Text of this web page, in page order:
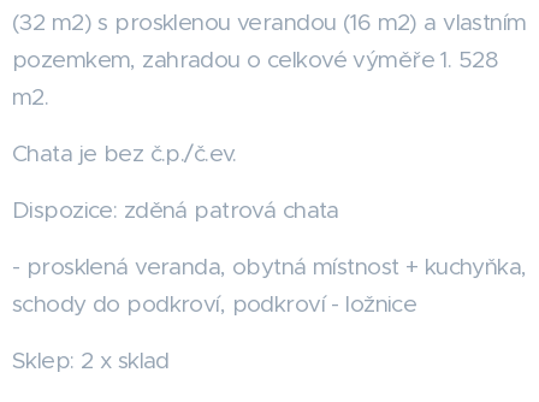
(32 m2) s prosklenou verandou (16 m2) a vlastním
pozemkem, zahradou o celkové výměře 1. 528
m2.
Chata je bez č.p./č.ev.
Dispozice: zděná patrová chata
- prosklená veranda, obytná místnost + kuchyňka,
schody do podkroví, podkroví - ložnice
Sklep: 2 x sklad